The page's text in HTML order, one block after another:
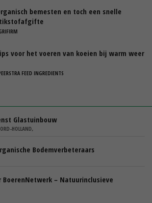
bemesten en toch een snelle
voor het voeren van koeien bij warm weer
FEED INGREDIENTS
Glastuinbouw
HOLLAND,
Bodemverbeteraars
BoerenNetwerk – Natuurinclusieve